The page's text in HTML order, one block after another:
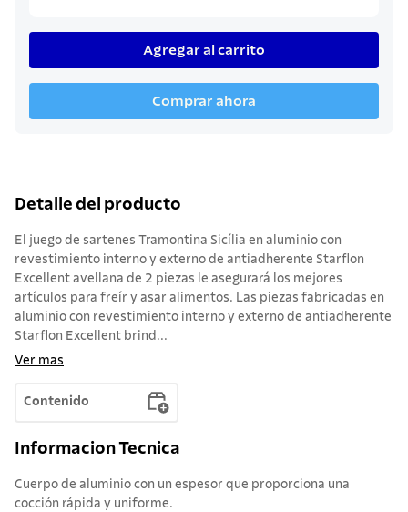
Agregar al carrito
Comprar ahora
Detalle del producto
El juego de sartenes Tramontina Sicília en aluminio con
revestimiento interno y externo de antiadherente Starflon
Excellent avellana de 2 piezas le asegurará los mejores
artículos para freír y asar alimentos. Las piezas fabricadas en
aluminio con revestimiento interno y externo de antiadherente
Starflon Excellent brind...
Ver mas
Contenido
Informacion Tecnica
Cuerpo de aluminio con un espesor que proporciona una
cocción rápida y uniforme.